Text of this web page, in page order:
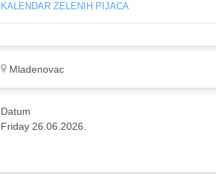
KALENDAR ZELENIH PIJACA
Mladenovac
Datum
Friday 26.06.2026.